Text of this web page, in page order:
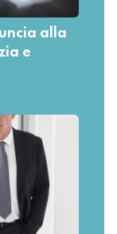
alla
e